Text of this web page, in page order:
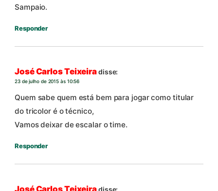
Sampaio.
Responder
José Carlos Teixeiradisse:
23 de julho de 2015 às 10:56
Quem sabe quem está bem para jogar como titular
do tricolor é o técnico,
Vamos deixar de escalar o time.
Responder
José Carlos Teixeiradisse: